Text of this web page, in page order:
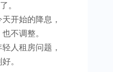
。
开始的降息，
不调整。
人租房问题，
。